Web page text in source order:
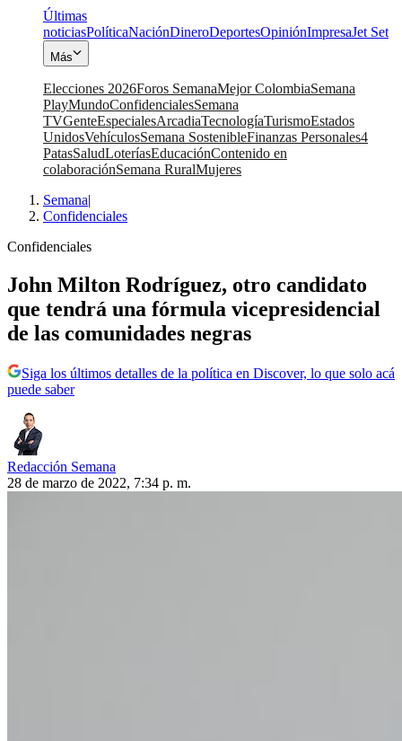
Últimas
noticiasPolíticaNaciónDineroDeportesOpiniónImpresaJet Set
Más
Elecciones 2026Foros SemanaMejor ColombiaSemana
PlayMundoConfidencialesSemana
TVGenteEspecialesArcadiaTecnologíaTurismoEstados
UnidosVehículosSemana SostenibleFinanzas Personales4
PatasSaludLoteríasEducaciónContenido en
colaboraciónSemana RuralMujeres
Semana|
Confidenciales
Confidenciales
John Milton Rodríguez, otro candidato
que tendrá una fórmula vicepresidencial
de las comunidades negras
Siga los últimos detalles de la política en Discover, lo que solo acá
puede saber
Redacción Semana
28 de marzo de 2022, 7:34 p. m.